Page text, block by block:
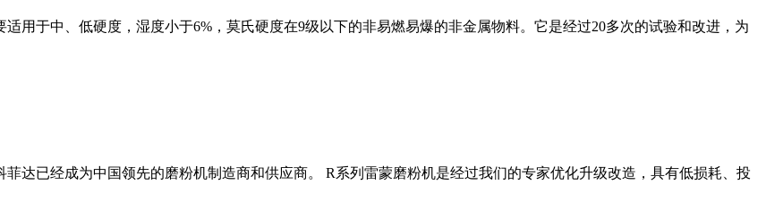
用于中、低硬度，湿度小于6%，莫氏硬度在9级以下的非易燃易爆的非金属物料。它是经过20多次的试验和改进，为
达已经成为中国领先的磨粉机制造商和供应商。 R系列雷蒙磨粉机是经过我们的专家优化升级改造，具有低损耗、投